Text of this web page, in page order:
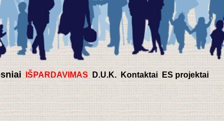
IŠPARDAVIMAS D.U.K. Kontaktai ES projektai